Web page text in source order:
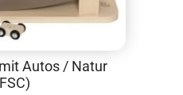
Autos / Natur